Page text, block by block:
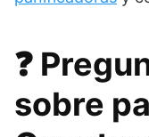
❓
sobre